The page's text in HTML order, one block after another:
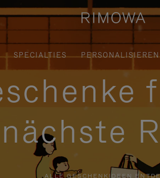
SPECIALTIES PERSONALISIEREN
nächste
ALLE GESCHENKIDEEN